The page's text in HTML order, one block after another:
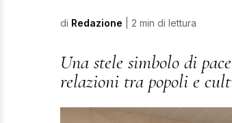
di Redazione | 2 min di lettura
Una stele simbolo di
relazioni tra popoli e